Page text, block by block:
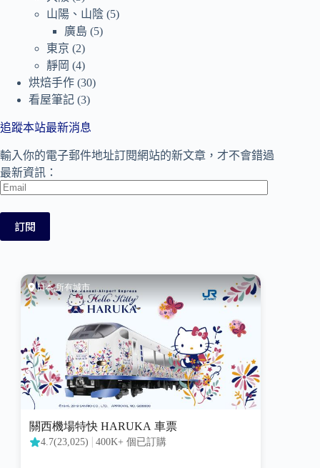
山陽、山陰 (5)
廣島 (5)
東京 (2)
靜岡 (4)
烘焙手作 (30)
看屋筆記 (3)
追蹤本站最新消息
輸入你的電子郵件地址訂閱網站的新文章，才不會錯過
最新資訊：
Email
訂閱